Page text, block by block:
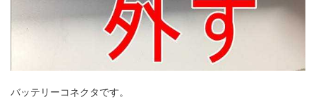
バッテリーコネクタです。